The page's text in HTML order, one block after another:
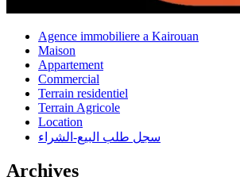
Agence immobiliere a Kairouan
Maison
Appartement
Commercial
Terrain residentiel
Terrain Agricole
Location
سجل طلب البيع-الشراء
Archives